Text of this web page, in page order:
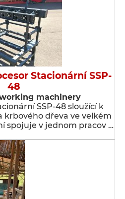
Stacionární SSP-
48
machinery
SSP-48 sloužící k
krbového dřeva ve velkém
spojuje v jednom pracov …